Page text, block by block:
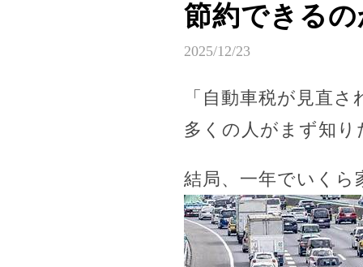
節約できる
2025/12/23
「自動車税が見直
多くの人がまず知
結局、一年でいく